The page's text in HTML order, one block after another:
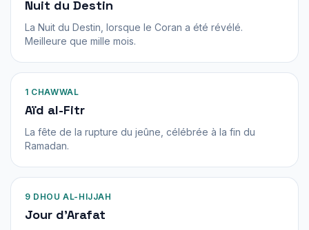
Nuit du Destin
La Nuit du Destin, lorsque le Coran a été révélé.
Meilleure que mille mois.
1 CHAWWAL
Aïd al-Fitr
La fête de la rupture du jeûne, célébrée à la fin du
Ramadan.
9 DHOU AL-HIJJAH
Jour d'Arafat